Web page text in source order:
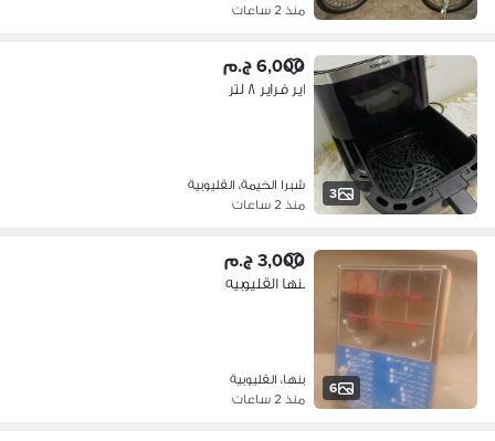
منذ 2 ساعات
3
6,000 ج.م
اير فراير ٨ لتر
شبرا الخيمة، القليوبية
منذ 2 ساعات
6
3,000 ج.م
بنها القليوبيه
بنها، القليوبية
منذ 2 ساعات